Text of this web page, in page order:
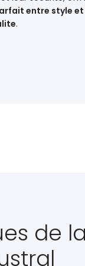
entre style et
.
de